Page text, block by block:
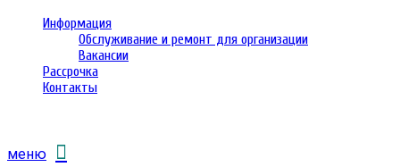
Информация
Обслуживание и ремонт для организации
Вакансии
Рассрочка
Контакты
меню